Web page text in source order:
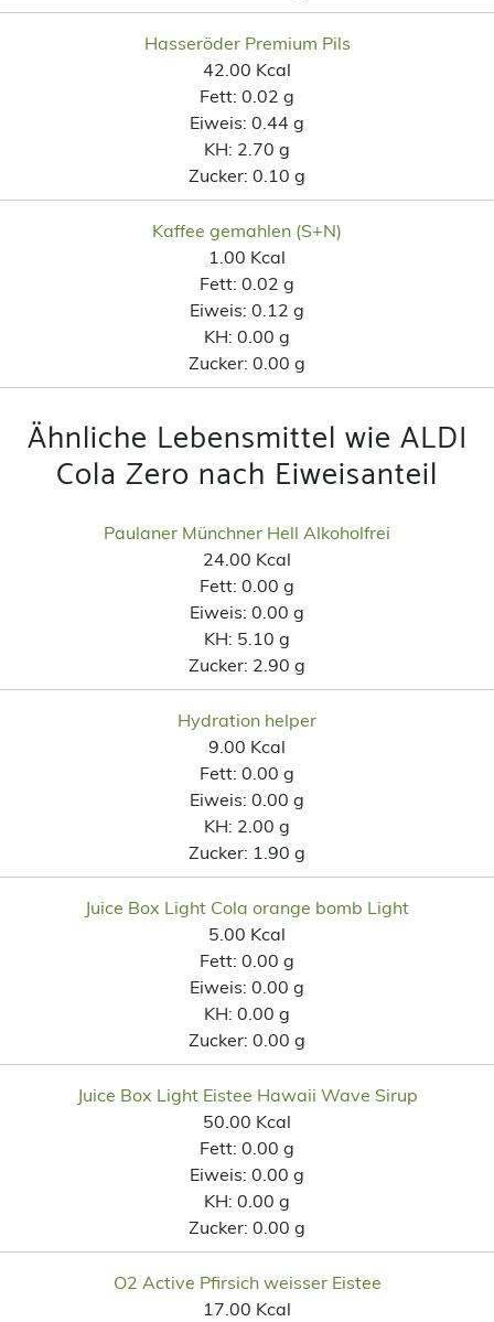
Hasseröder Premium Pils
42.00 Kcal
Fett: 0.02 g
Eiweis: 0.44 g
KH: 2.70 g
Zucker: 0.10 g
Kaffee gemahlen (S+N)
1.00 Kcal
Fett: 0.02 g
Eiweis: 0.12 g
KH: 0.00 g
Zucker: 0.00 g
Ähnliche Lebensmittel wie ALDI
Cola Zero nach Eiweisanteil
Paulaner Münchner Hell Alkoholfrei
24.00 Kcal
Fett: 0.00 g
Eiweis: 0.00 g
KH: 5.10 g
Zucker: 2.90 g
Hydration helper
9.00 Kcal
Fett: 0.00 g
Eiweis: 0.00 g
KH: 2.00 g
Zucker: 1.90 g
Juice Box Light Cola orange bomb Light
5.00 Kcal
Fett: 0.00 g
Eiweis: 0.00 g
KH: 0.00 g
Zucker: 0.00 g
Juice Box Light Eistee Hawaii Wave Sirup
50.00 Kcal
Fett: 0.00 g
Eiweis: 0.00 g
KH: 0.00 g
Zucker: 0.00 g
O2 Active Pfirsich weisser Eistee
17.00 Kcal